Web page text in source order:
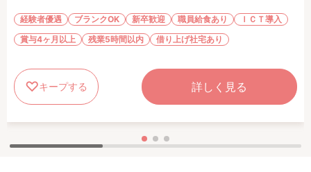
経験者優遇 ブランクOK 新卒歓迎 職員給食あり
ＩＣＴ導入
賞与4ヶ月以上
残業5時間以内 借り上げ社宅あり
キープする 詳しく見る